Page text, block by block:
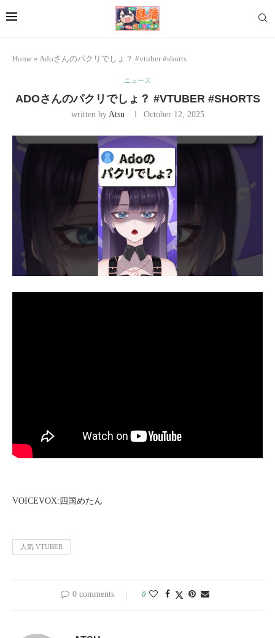
Home » Adoさんのパクリでしょ？ #vtuber #shorts
ニュース
ADOさんのパクリでしょ？ #VTUBER #SHORTS
written by Atsu October 12, 2025
VOICEVOX:四国めたん
人気 VTUBER
0 comments 0